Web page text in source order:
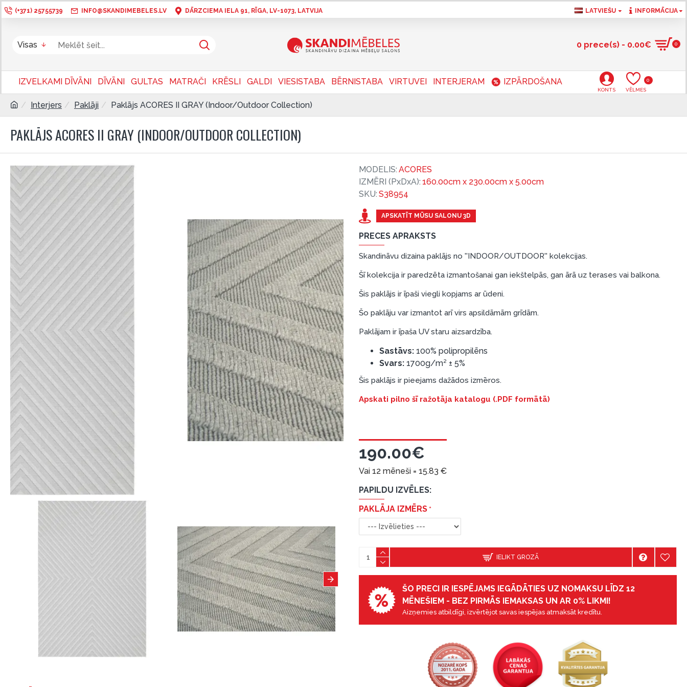
(+371) 25755739 INFO@SKANDIMEBELES.LV DĀRZCIEMA IELA 91, RĪGA, LV-1073, LATVIJA LATVIEŠU INFORMĀCIJA
Visas 0 prece(s) - 0.00€ 0
IZVELKAMI DĪVĀNI DĪVĀNI GULTAS MATRAČI KRĒSLI GALDI VIESISTABA BĒRNISTABA VIRTUVEI INTERJERAM IZPĀRDOŠANA
KONTS VĒLMES
0
Interjers Paklāji Paklājs ACORES II GRAY (Indoor/Outdoor Collection)
PAKLĀJS ACORES II GRAY (INDOOR/OUTDOOR COLLECTION)
APSKATĪT MŪSU SALONU 3D
PRECES APRAKSTS
Skandināvu dizaina paklājs no ''INDOOR/OUTDOOR'' kolekcijas.
Šī kolekcija ir paredzēta izmantošanai gan iekštelpās, gan ārā uz terases vai balkona.
Šis paklājs ir īpaši viegli kopjams ar ūdeni.
Šo paklāju var izmantot arī virs apsildāmām grīdām.
Paklājam ir īpaša UV staru aizsardzība.
Sastāvs: 100% polipropilēns
Svars: 1700g/m² ± 5%
Šis paklājs ir pieejams dažādos izmēros.
Apskati pilno šī ražotāja katalogu (.PDF formātā)
MODELIS: ACORES
IZMĒRI (PxDxA): 160.00cm x 230.00cm x 5.00cm
SKU: S38954
190.00€
Vai 12 mēneši = 15.83 €
PAPILDU IZVĒLES:
PAKLĀJA IZMĒRS
IELIKT GROZĀ
ŠO PRECI IR IESPĒJAMS IEGĀDĀTIES UZ NOMAKSU LĪDZ 12
MĒNEŠIEM - BEZ PIRMĀS IEMAKSAS UN AR 0% LIKMI!
Aizņemies atbildīgi, izvērtējot savas iespējas atmaksāt kredītu.